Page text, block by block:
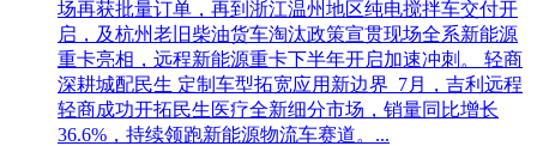
场再获批量订单，再到浙江温州地区纯电搅拌车交付开
启，及杭州老旧柴油货车淘汰政策宣贯现场全系新能源
重卡亮相，远程新能源重卡下半年开启加速冲刺。 轻商
深耕城配民生 定制车型拓宽应用新边界 7月，吉利远程
轻商成功开拓民生医疗全新细分市场，销量同比增长
36.6%，持续领跑新能源物流车赛道。...